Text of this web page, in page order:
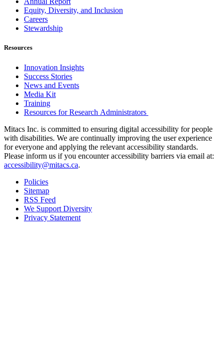
Equity, Diversity, and Inclusion
Careers
Stewardship
Resources
Innovation Insights
Success Stories
News and Events
Media Kit
Training
Resources for Research Administrators
Mitacs Inc. is committed to ensuring digital accessibility for people
with disabilities. We are continually improving the user experience
for everyone and applying the relevant accessibility standards.
Please inform us if you encounter accessibility barriers via email at:
accessibility@mitacs.ca.
Policies
Sitemap
RSS Feed
We Support Diversity
Privacy Statement